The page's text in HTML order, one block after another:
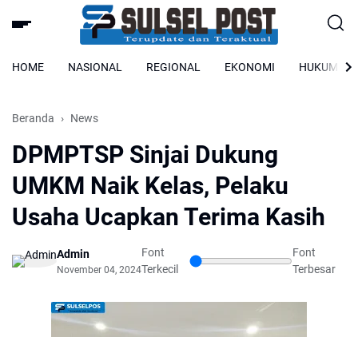
HOME NASIONAL REGIONAL EKONOMI HUKUM
Beranda News
DPMPTSP Sinjai Dukung
UMKM Naik Kelas, Pelaku
Usaha Ucapkan Terima Kasih
Admin
November 04, 2024
Font
Terkecil
Font
Terbesar